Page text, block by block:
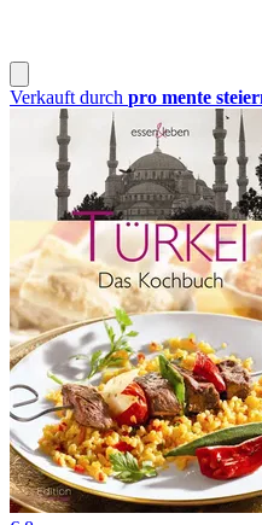
Verkauft durch pro mente